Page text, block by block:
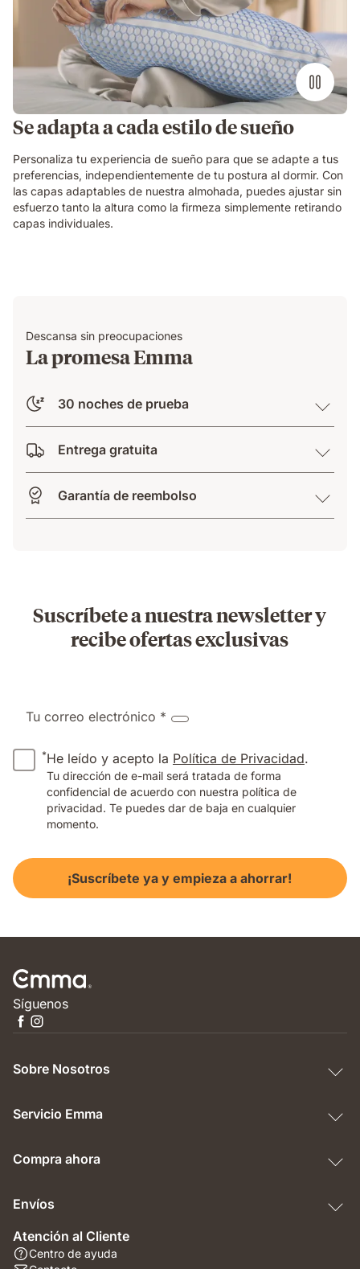
microfibra
Se adapta a cada estilo de sueño
Personaliza tu experiencia de sueño para que se adapte a tus
preferencias, independientemente de tu postura al dormir. Con
las capas adaptables de nuestra almohada, puedes ajustar sin
esfuerzo tanto la altura como la firmeza simplemente retirando
capas individuales.
Descansa sin preocupaciones
La promesa Emma
30 noches de prueba
Entrega gratuita
Garantía de reembolso
Suscríbete a nuestra newsletter y
recibe ofertas exclusivas
Tu correo electrónico *
*He leído y acepto la Política de Privacidad.
Tu dirección de e-mail será tratada de forma
confidencial de acuerdo con nuestra política de
privacidad. Te puedes dar de baja en cualquier
momento.
¡Suscríbete ya y empieza a ahorrar!
Síguenos
Sobre Nosotros
Servicio Emma
Compra ahora
Envíos
Atención al Cliente
Centro de ayuda